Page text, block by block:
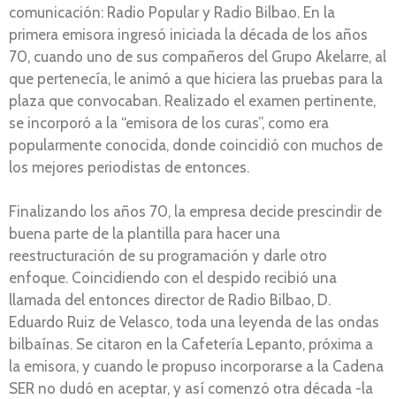
comunicación: Radio Popular y Radio Bilbao. En la
primera emisora ingresó iniciada la década de los años
70, cuando uno de sus compañeros del Grupo Akelarre, al
que pertenecía, le animó a que hiciera las pruebas para la
plaza que convocaban. Realizado el examen pertinente,
se incorporó a la “emisora de los curas”, como era
popularmente conocida, donde coincidió con muchos de
los mejores periodistas de entonces.
Finalizando los años 70, la empresa decide prescindir de
buena parte de la plantilla para hacer una
reestructuración de su programación y darle otro
enfoque. Coincidiendo con el despido recibió una
llamada del entonces director de Radio Bilbao, D.
Eduardo Ruiz de Velasco, toda una leyenda de las ondas
bilbaínas. Se citaron en la Cafetería Lepanto, próxima a
la emisora, y cuando le propuso incorporarse a la Cadena
SER no dudó en aceptar, y así comenzó otra década -la